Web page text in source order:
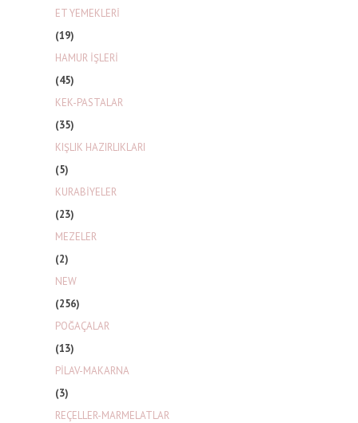
ET YEMEKLERİ
(19)
HAMUR İŞLERİ
(45)
KEK-PASTALAR
(35)
KIŞLIK HAZIRLIKLARI
(5)
KURABİYELER
(23)
MEZELER
(2)
NEW
(256)
POĞAÇALAR
(13)
PİLAV-MAKARNA
(3)
REÇELLER-MARMELATLAR